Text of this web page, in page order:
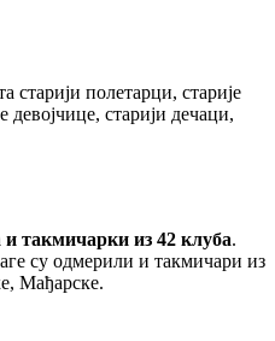
старији полетарци, старије
старији дечаци,
такмичарки из 42 клуба.
су одмерили и такмичари из
Мађарске.